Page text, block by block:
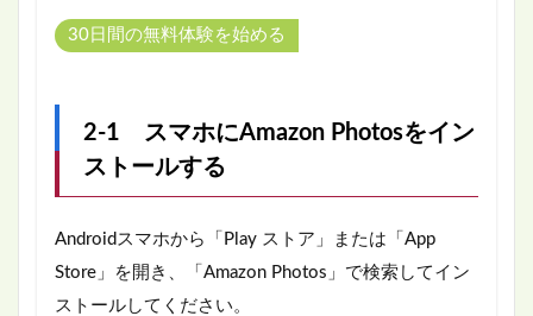
30日間の無料体験を始める
2-1 スマホにAmazon Photosをイン
ストールする
Androidスマホから「Play ストア」または「App
Store」を開き、「Amazon Photos」で検索してイン
ストールしてください。